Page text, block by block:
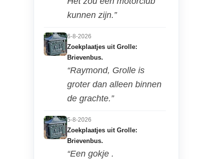
kunnen zijn.”
6-8-2026
Zoekplaatjes uit Grolle:
Brievenbus.
“Raymond, Grolle is
groter dan alleen binnen
de grachte.”
5-8-2026
Zoekplaatjes uit Grolle:
Brievenbus.
“Een gokje .